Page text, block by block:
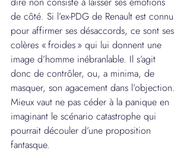
de côté. Si l’ex-PDG de Renault est connu
pour affirmer ses désaccords, ce sont ses
colères « froides » qui lui donnent une
image d’homme inébranlable. Il s’agit
donc de contrôler, ou, a minima, de
masquer, son agacement dans l’objection.
Mieux vaut ne pas céder à la panique en
imaginant le scénario catastrophe qui
pourrait découler d’une proposition
fantasque.